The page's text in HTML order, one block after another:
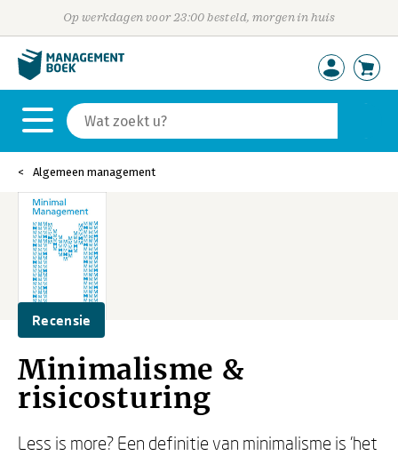
Op werkdagen voor 23:00 besteld, morgen in huis
Algemeen management
Recensie
Minimalisme &
risicosturing
Less is more? Een definitie van minimalisme is 'het